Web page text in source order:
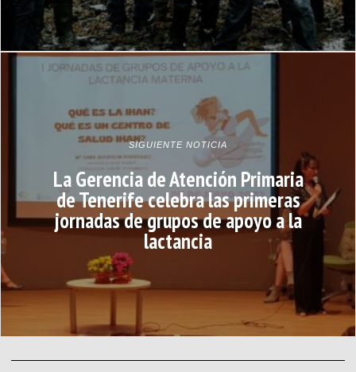
SIGUIENTE NOTICIA
La Gerencia de Atención Primaria
de Tenerife celebra las primeras
jornadas de grupos de apoyo a la
lactancia